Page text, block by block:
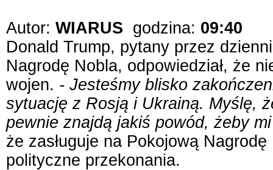
Autor: WIARUS godzina: 09:40
Donald Trump, pytany przez
Nagrodę Nobla, odpowiedział, że
wojen. - Jesteśmy blisko
sytuację z Rosją i Ukrainą. Myślę,
pewnie znajdą jakiś powód, żeby
że zasługuje na Pokojową
polityczne przekonania.